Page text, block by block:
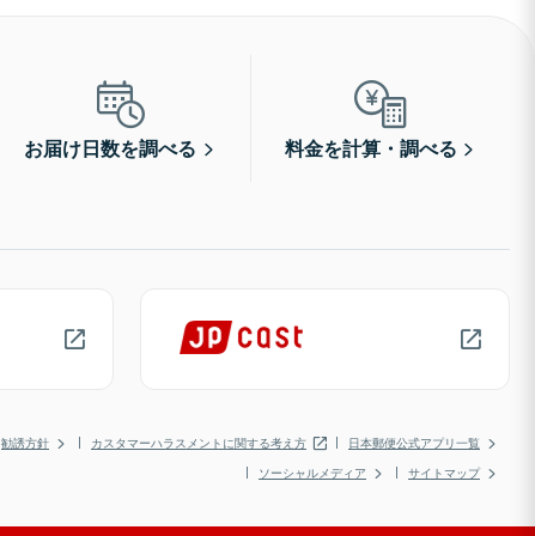
お届け日数を調べる 料金を計算・調べる
勧誘方針 カスタマーハラスメントに関する考え方
日本郵便公式アプリ一覧
ソーシャルメディア
サイトマップ